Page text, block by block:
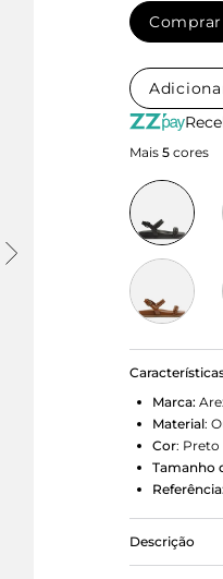
Comprar
Mais 5 cores
Marca:
Material:
Cor: Preto
Tamanho
Referência:
Descrição
Sandália